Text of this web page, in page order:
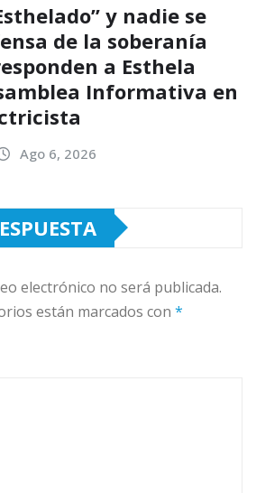
y nadie se
de la soberanía
a Esthela
Informativa en
Ago 6, 2026
electrónico no será publicada.
están marcados con *